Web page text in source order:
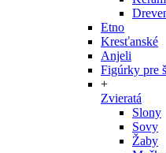
Etno
Kresťanské
Anjeli
Figúrky pre
+
Zvieratá
Slony
Sovy
Žaby